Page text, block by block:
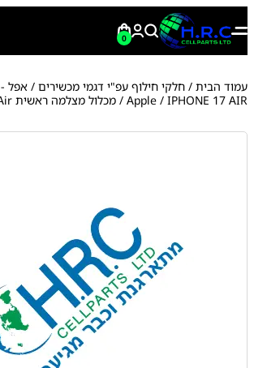
0
עמוד הבית / חלקי חילוף עפ"י דגמי מכשירים / אפל -
Apple / IPHONE 17 AIR / מכלול מצלמה ראשית iPhone17 Air